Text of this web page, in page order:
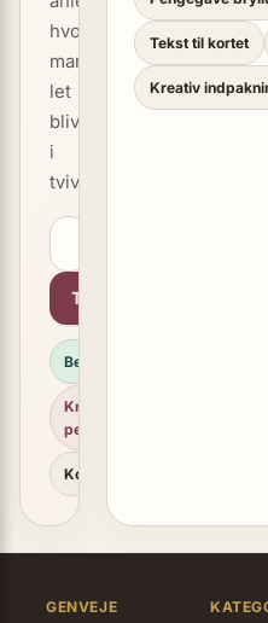
hvor
man
let
bliver
i
tvivl.
Tilmeld
Beløbsguide
Kreative
pengegaver
Korttekst
Tekst til kortet
Kreativ
GENVEJE